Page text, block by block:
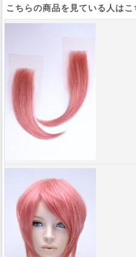
こちらの商品を見ている人は